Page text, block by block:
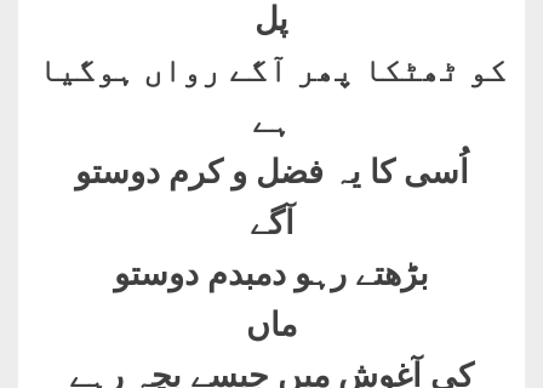
پل
کو ٹھٹکا پھر آگے رواں ہوگیا
ہے
اُسی کا یہ فضل و کرم دوستو
آگے
بڑھتے رہو دمبدم دوستو
ماں
کی آغوش میں جیسے بچہ رہے